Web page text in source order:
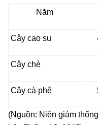
Năm
Cây cao su
Cây chè
Cây cà phê
(Nguồn: Niên giám